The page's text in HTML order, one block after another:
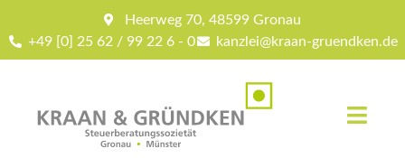
Heerweg 70, 48599 Gronau
+49 [0] 25 62 / 99 22 6 - 0
kanzlei@kraan-gruendken.de